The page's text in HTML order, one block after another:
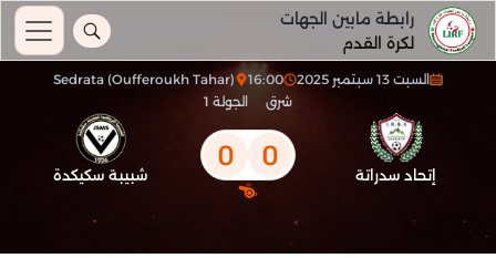
رابطة مابين الجهات
لكرة القدم
السبت 13 سبتمبر 2025 16:00
Sedrata (Oufferoukh Tahar)
شرق
الجولة 1
إتحاد سدراتة 0
0 شبيبة سكيكدة